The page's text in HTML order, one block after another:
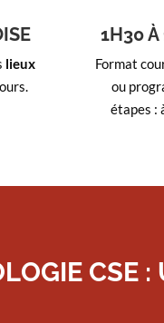
lieux
1H30
Format
ou
étapes :
CSE